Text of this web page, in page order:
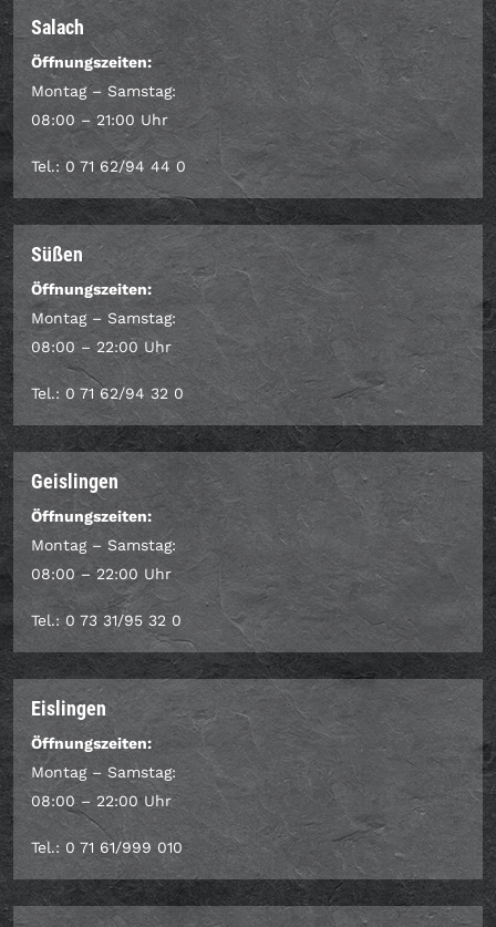
Salach
Öffnungszeiten:
Montag – Samstag:
08:00 – 21:00 Uhr
Tel.: 0 71 62/94 44 0
Süßen
Öffnungszeiten:
Montag – Samstag:
08:00 – 22:00 Uhr
Tel.: 0 71 62/94 32 0
Geislingen
Öffnungszeiten:
Montag – Samstag:
08:00 – 22:00 Uhr
Tel.: 0 73 31/95 32 0
Eislingen
Öffnungszeiten:
Montag – Samstag:
08:00 – 22:00 Uhr
Tel.: 0 71 61/999 010